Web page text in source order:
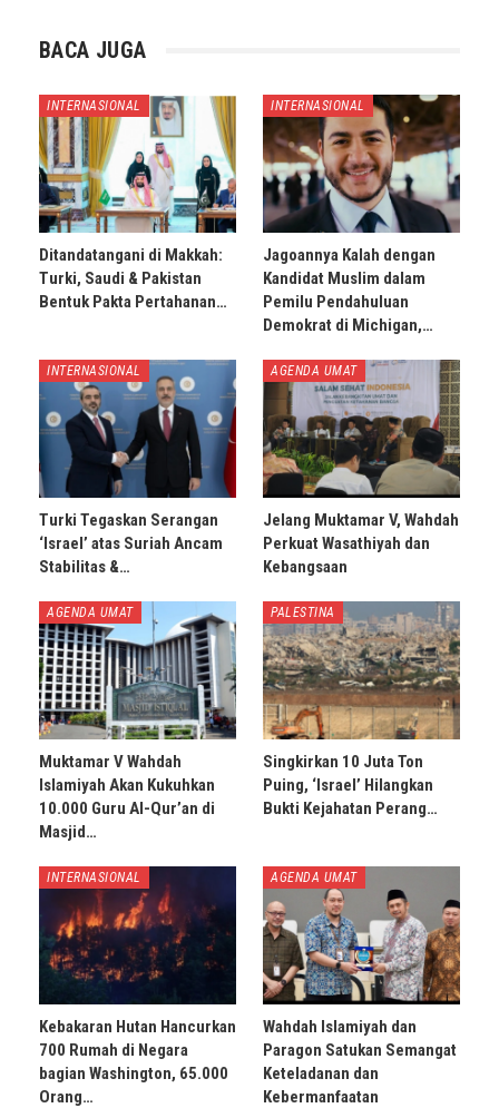
BACA JUGA
INTERNASIONAL
Ditandatangani di Makkah:
Turki, Saudi & Pakistan
Bentuk Pakta Pertahanan…
INTERNASIONAL
Jagoannya Kalah dengan
Kandidat Muslim dalam
Pemilu Pendahuluan
Demokrat di Michigan,…
INTERNASIONAL
Turki Tegaskan Serangan
‘Israel’ atas Suriah Ancam
Stabilitas &…
AGENDA UMAT
Jelang Muktamar V, Wahdah
Perkuat Wasathiyah dan
Kebangsaan
AGENDA UMAT
Muktamar V Wahdah
Islamiyah Akan Kukuhkan
10.000 Guru Al-Qur’an di
Masjid…
PALESTINA
Singkirkan 10 Juta Ton
Puing, ‘Israel’ Hilangkan
Bukti Kejahatan Perang…
INTERNASIONAL
Kebakaran Hutan Hancurkan
700 Rumah di Negara
bagian Washington, 65.000
Orang…
AGENDA UMAT
Wahdah Islamiyah dan
Paragon Satukan Semangat
Keteladanan dan
Kebermanfaatan